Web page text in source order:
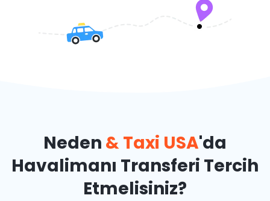
Neden & Taxi USA'da
Havalimanı Transferi Tercih
Etmelisiniz?